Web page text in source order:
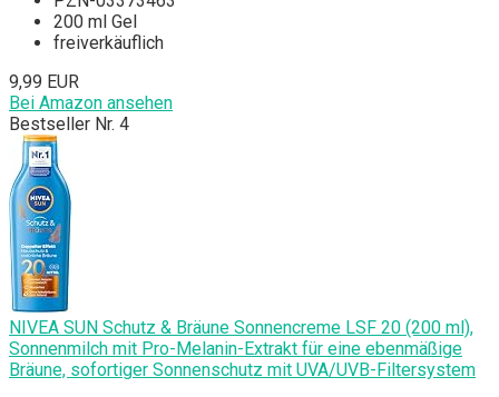
200 ml Gel
freiverkäuflich
9,99 EUR
Bei Amazon ansehen
Bestseller Nr. 4
NIVEA SUN Schutz & Bräune Sonnencreme LSF 20 (200 ml),
Sonnenmilch mit Pro-Melanin-Extrakt für eine ebenmäßige
Bräune, sofortiger Sonnenschutz mit UVA/UVB-Filtersystem